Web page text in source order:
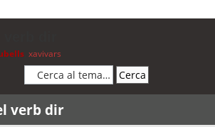
xavivars
verb dir